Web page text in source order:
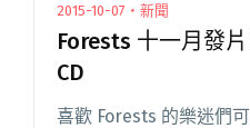
2015-10-07・新聞
Forests 十一月發
CD
喜歡 Forests 的樂迷們